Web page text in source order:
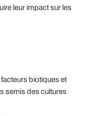
leur impact sur les
biotiques et
semis des cultures